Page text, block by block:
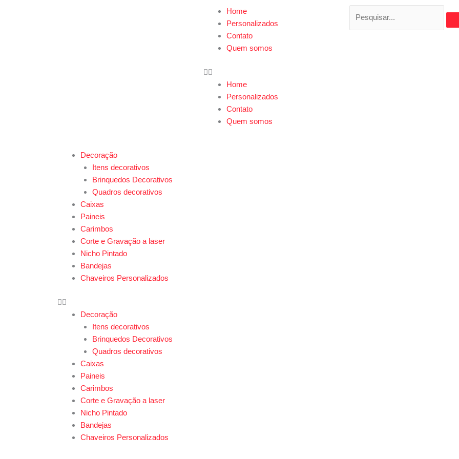
Home
Personalizados
Contato
Quem somos
Menu
Home
Personalizados
Contato
Quem somos
Decoração
Itens decorativos
Brinquedos Decorativos
Quadros decorativos
Caixas
Paineis
Carimbos
Corte e Gravação a laser
Nicho Pintado
Bandejas
Chaveiros Personalizados
Menu
Decoração
Itens decorativos
Brinquedos Decorativos
Quadros decorativos
Caixas
Paineis
Carimbos
Corte e Gravação a laser
Nicho Pintado
Bandejas
Chaveiros Personalizados